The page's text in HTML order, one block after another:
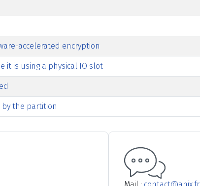
accelerated encryption
it is using a physical IO slot
by the partition